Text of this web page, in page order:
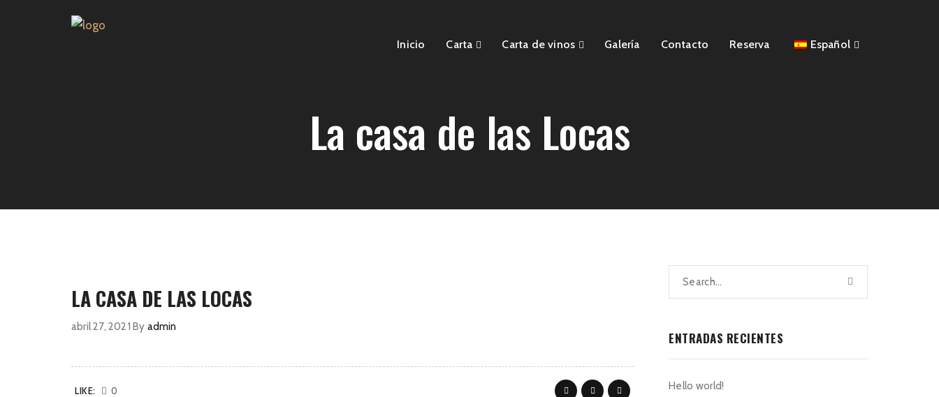
Inicio Carta Carta de vinos Galería Contacto Reserva Español
La casa de las Locas
LA CASA DE LAS LOCAS
abril 27, 2021 By admin
LIKE: 0
ENTRADAS RECIENTES
Hello world!